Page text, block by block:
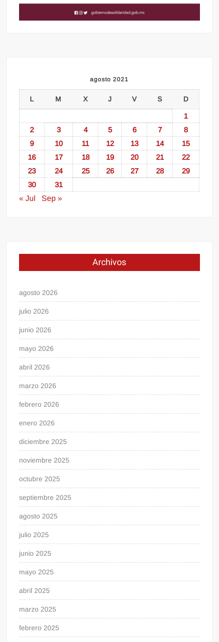
agosto 2021
L M X J V S D
1
2
3 4 5 6 7
8
9
10 11 12 13 14
15
16
17 18 19 20 21
22
23
24 25 26 27 28
29
30
31
« Jul
Sep »
Archivos
agosto 2026
julio 2026
junio 2026
mayo 2026
abril 2026
marzo 2026
febrero 2026
enero 2026
diciembre 2025
noviembre 2025
octubre 2025
septiembre 2025
agosto 2025
julio 2025
junio 2025
mayo 2025
abril 2025
marzo 2025
febrero 2025